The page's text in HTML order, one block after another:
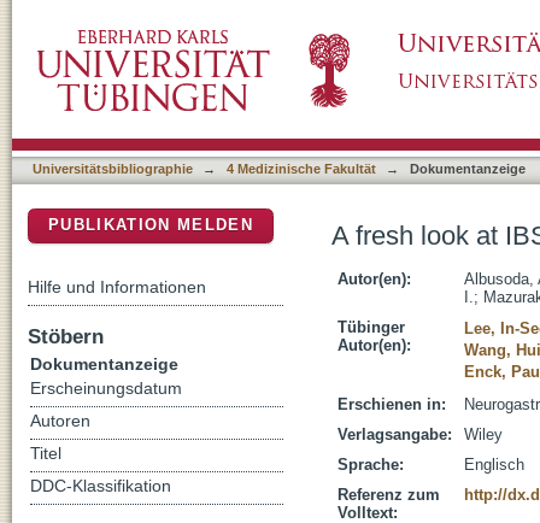
Universitätsbibliographie → 4 Medizinische Fakultät → Dokumentanzeige
A fresh look at
Autor(en):
Albusoda,
I.;
Tübinger
Autor(en):
Lee, In-
Wang,
Enck,
Erschienen in:
Verlagsangabe:
Wiley
Sprache:
Englisch
Referenz zum
Volltext:
http://
PUBLIKATION MELDEN
Hilfe und Informationen
Stöbern
Dokumentanzeige
Erscheinungsdatum
Autoren
Titel
DDC-Klassifikation